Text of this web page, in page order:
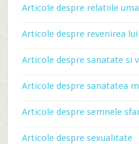
Articole despre relatiile
Articole despre revenirea
Articole despre sanatate si
Articole despre sanatatea
Articole despre semnele
Articole despre sexualitate